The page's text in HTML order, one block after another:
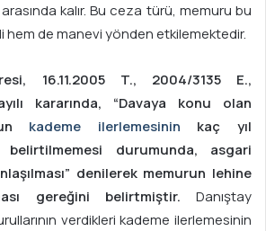
kalır. Bu ceza türü, memuru bu
hem de manevi yönden etkilemektedir.
16.11.2005 T., 2004/3135 E.,
kararında, “Davaya konu olan
kademe ilerlemesinin kaç yıl
belirtilmemesi durumunda, asgari
denilerek memurun lehine
gereğini belirtmiştir. Danıştay
verdikleri kademe ilerlemesinin